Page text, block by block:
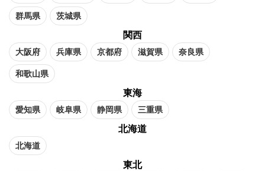
群馬県 茨城県
関西
大阪府 兵庫県 京都府 滋賀県 奈良県
和歌山県
東海
愛知県 岐阜県 静岡県 三重県
北海道
北海道
東北